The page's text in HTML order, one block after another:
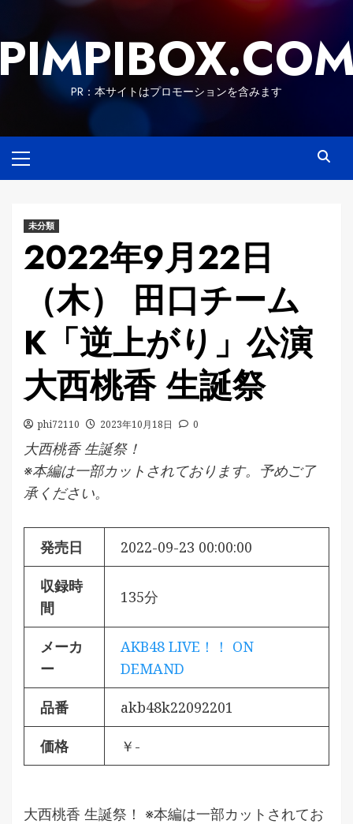
content
PR：本サイトはプロモーションを含みます
Menu
未分類
2022年9月22日
（木） 田口チーム
K「逆上がり」公演
大西桃香 生誕祭
phi72110 2023年10月18日 0
大西桃香 生誕祭！
※本編は一部カットされております。予めご了
承ください。
発売日 2022-09-23 00:00:00
収録時
間
135分
メーカ
ー
AKB48 LIVE！！ ON
DEMAND
品番 akb48k22092201
価格 ￥-
大西桃香 生誕祭！ ※本編は一部カットされてお